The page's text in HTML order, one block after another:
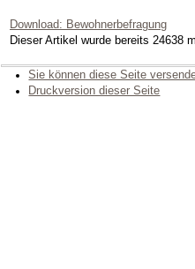
Download: Bewohnerbefragung
Dieser Artikel wurde bereits 24638
Sie können diese Seite
Druckversion dieser Seite